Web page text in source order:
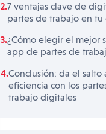
7 ventajas clave de
partes de trabajo en tu
¿Cómo elegir el mejor
app de partes de
Conclusión: da el salto
eficiencia con los
trabajo digitales